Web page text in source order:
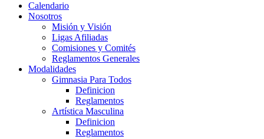
Calendario
Nosotros
Misión y Visión
Ligas Afiliadas
Comisiones y Comités
Reglamentos Generales
Modalidades
Gimnasia Para Todos
Definicion
Reglamentos
Artística Masculina
Definicion
Reglamentos